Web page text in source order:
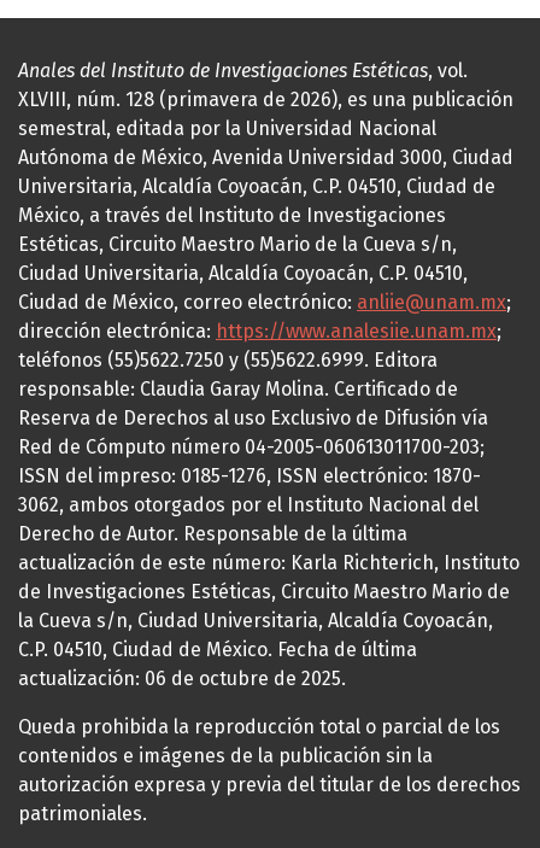
Anales del Instituto de Investigaciones Estéticas, vol.
XLVIII, núm. 128 (primavera de 2026), es una publicación
semestral, editada por la Universidad Nacional
Autónoma de México, Avenida Universidad 3000, Ciudad
Universitaria, Alcaldía Coyoacán, C.P. 04510, Ciudad de
México, a través del Instituto de Investigaciones
Estéticas, Circuito Maestro Mario de la Cueva s/n,
Ciudad Universitaria, Alcaldía Coyoacán, C.P. 04510,
Ciudad de México, correo electrónico: anliie@unam.mx;
dirección electrónica: https://www.analesiie.unam.mx;
teléfonos (55)5622.7250 y (55)5622.6999. Editora
responsable: Claudia Garay Molina. Certificado de
Reserva de Derechos al uso Exclusivo de Difusión vía
Red de Cómputo número 04-2005-060613011700-203;
ISSN del impreso: 0185-1276, ISSN electrónico: 1870-
3062, ambos otorgados por el Instituto Nacional del
Derecho de Autor. Responsable de la última
actualización de este número: Karla Richterich, Instituto
de Investigaciones Estéticas, Circuito Maestro Mario de
la Cueva s/n, Ciudad Universitaria, Alcaldía Coyoacán,
C.P. 04510, Ciudad de México. Fecha de última
actualización: 06 de octubre de 2025.
Queda prohibida la reproducción total o parcial de los
contenidos e imágenes de la publicación sin la
autorización expresa y previa del titular de los derechos
patrimoniales.